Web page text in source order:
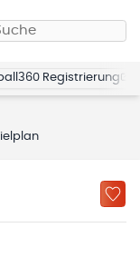
Registrierung